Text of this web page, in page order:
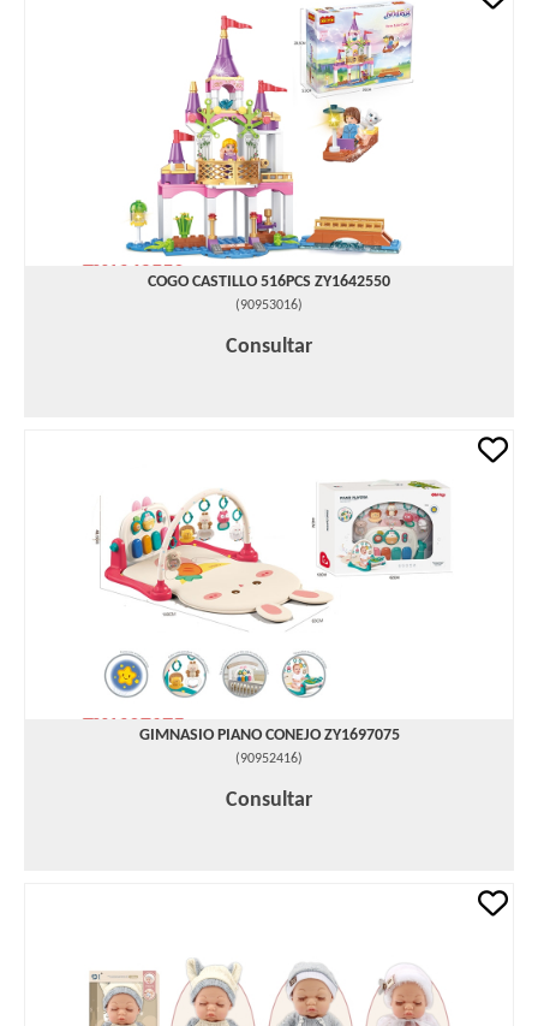
COGO CASTILLO 516PCS ZY1642550
(90953016)
Consultar
GIMNASIO PIANO CONEJO ZY1697075
(90952416)
Consultar